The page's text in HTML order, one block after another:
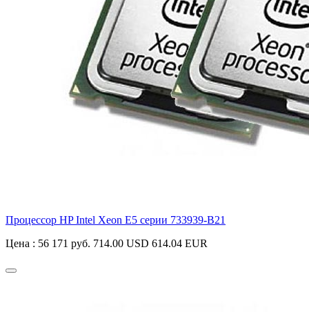
Процессор HP Intel Xeon E5 серии 733939-B21
Цена : 56 171 руб. 714.00 USD 614.04 EUR